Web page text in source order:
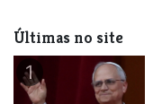
Últimas no site
1